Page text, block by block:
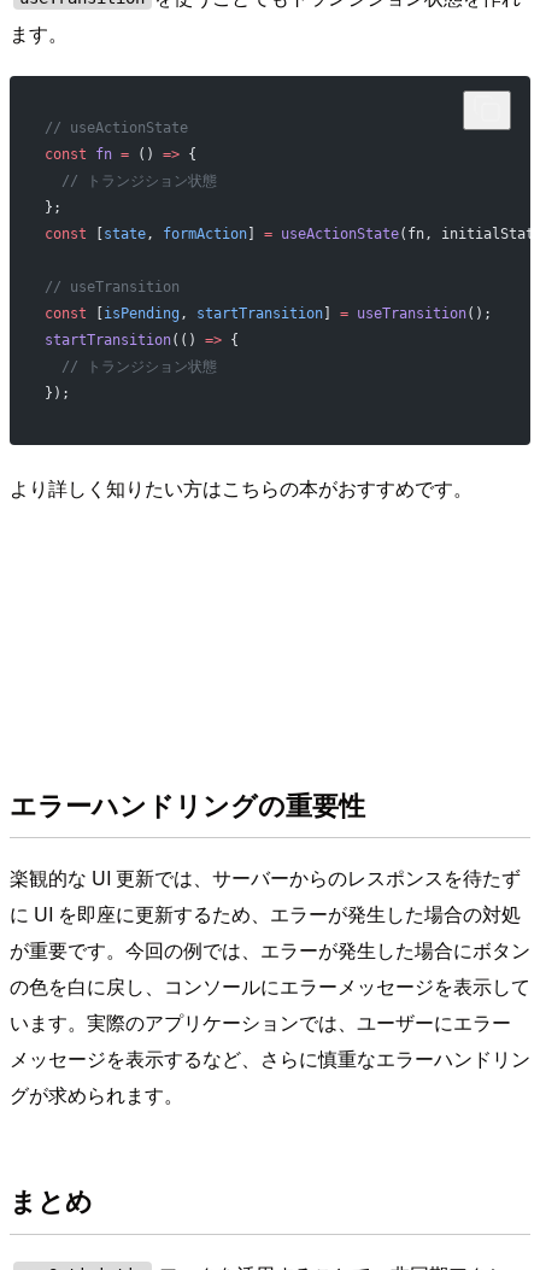
ます。
// useActionState
const fn = () => {
  // トランジション状態
};
const
state, formAction] = useActionState(fn,
// useTransition
const
isPending , startTransition] = useTransition();
startTransition(() => {
  // トランジション状態
});
より詳しく知りたい方はこちらの本がおすすめです。
エラーハンドリングの重要性
楽観的な UI 更新では、サーバーからのレスポンスを待たず
に UI を即座に更新するため、エラーが発生した場合の対処
が重要です。今回の例では、エラーが発生した場合にボタン
の色を白に戻し、コンソールにエラーメッセージを表示して
います。実際のアプリケーションでは、ユーザーにエラー
メッセージを表示するなど、さらに慎重なエラーハンドリン
グが求められます。
まとめ